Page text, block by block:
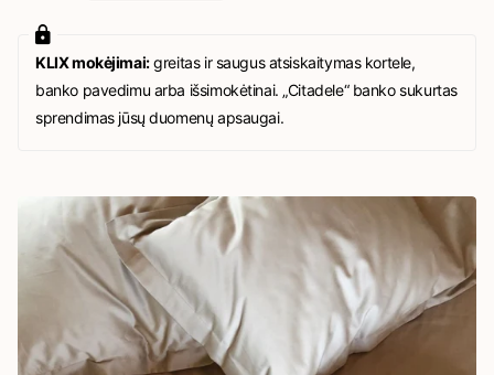
KLIX mokėjimai:greitas ir saugus atsiskaitymas kortele,
banko pavedimu arba išsimokėtinai. „Citadele“ banko sukurtas
sprendimas jūsų duomenų apsaugai.